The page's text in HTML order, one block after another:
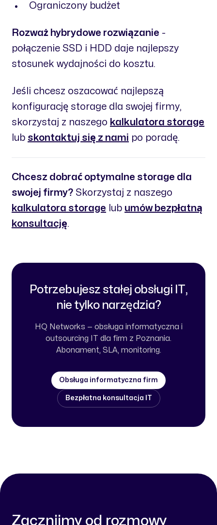
Ograniczony budżet
Rozważ hybrydowe rozwiązanie -
połączenie SSD i HDD daje najlepszy
stosunek wydajności do kosztu.
Jeśli chcesz oszacować najlepszą
konfigurację storage dla swojej firmy,
skorzystaj z naszego kalkulatora storage
lub skontaktuj się z nami po poradę.
Chcesz dobrać optymalne storage dla
swojej firmy? Skorzystaj z naszego
kalkulatora storage lub umów bezpłatną
konsultację
Potrzebujesz stałej obsługi IT,
nie tylko narzędzia?
HQ Networks — obsługa informatyczna i
outsourcing IT dla firm z Poznania.
Abonament, SLA, monitoring.
Obsługa informatyczna firm
Bezpłatna konsultacja IT
Zacznijmy od rozmowy